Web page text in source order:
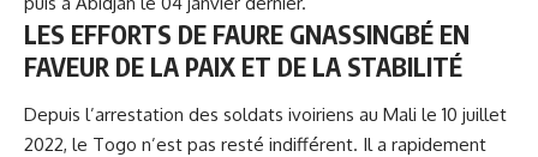
LES EFFORTS DE FAURE GNASSINGBÉ EN
FAVEUR DE LA PAIX ET DE LA STABILITÉ
Depuis l’arrestation des soldats ivoiriens au Mali le 10 juillet
2022, le Togo n’est pas resté indifférent. Il a rapidement